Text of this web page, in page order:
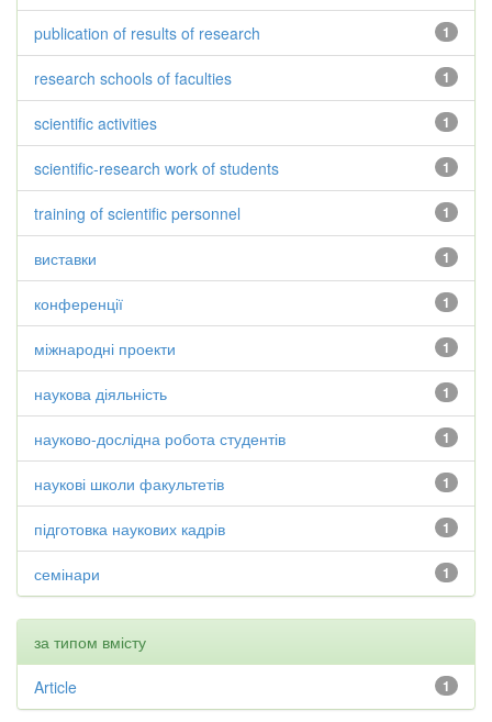
1
publication of results of research
1
research schools of faculties
1
scientific activities
1
scientific-research work of students
1
training of scientific personnel
1
виставки
1
конференції
1
міжнародні проекти
1
наукова діяльність
1
науково-дослідна робота студентів
1
наукові школи факультетів
1
підготовка наукових кадрів
1
семінари
за типом вмісту
1
Article